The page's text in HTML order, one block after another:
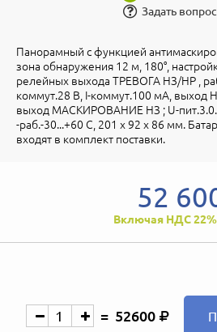
Задать вопрос
Панорамный с функцией
зона обнаружения 12 м, 180°,
релейных выхода ТРЕВОГА НЗ/НР ,
коммут.28 В, I-коммут.100 мА,
выход МАСКИРОВАНИЕ НЗ ; U-
-раб.-30...+60 С, 201 х 92 х 86 мм.
входят в комплект поставки.
52
Включая НДС
52600